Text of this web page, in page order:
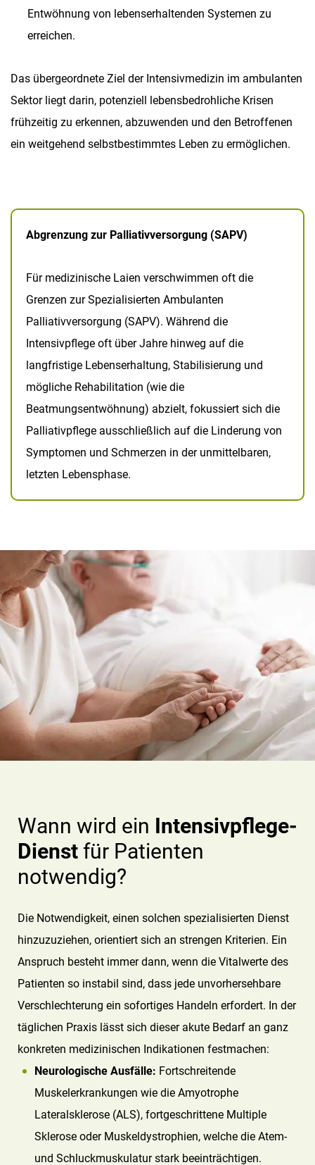
Entwöhnung von lebenserhaltenden Systemen zu
erreichen.
Das übergeordnete Ziel der Intensivmedizin im ambulanten
Sektor liegt darin, potenziell lebensbedrohliche Krisen
frühzeitig zu erkennen, abzuwenden und den Betroffenen
ein weitgehend selbstbestimmtes Leben zu ermöglichen.
Abgrenzung zur Palliativversorgung (SAPV)
Für medizinische Laien verschwimmen oft die
Grenzen zur Spezialisierten Ambulanten
Palliativversorgung (SAPV). Während die
Intensivpflege oft über Jahre hinweg auf die
langfristige Lebenserhaltung, Stabilisierung und
mögliche Rehabilitation (wie die
Beatmungsentwöhnung) abzielt, fokussiert sich die
Palliativpflege ausschließlich auf die Linderung von
Symptomen und Schmerzen in der unmittelbaren,
letzten Lebensphase.
Wann wird ein Intensivpflege-
Dienst für Patienten
notwendig?
Die Notwendigkeit, einen solchen spezialisierten Dienst
hinzuzuziehen, orientiert sich an strengen Kriterien. Ein
Anspruch besteht immer dann, wenn die Vitalwerte des
Patienten so instabil sind, dass jede unvorhersehbare
Verschlechterung ein sofortiges Handeln erfordert. In der
täglichen Praxis lässt sich dieser akute Bedarf an ganz
konkreten medizinischen Indikationen festmachen:
Neurologische Ausfälle: Fortschreitende
Muskelerkrankungen wie die Amyotrophe
Lateralsklerose (ALS), fortgeschrittene Multiple
Sklerose oder Muskeldystrophien, welche die Atem-
und Schluckmuskulatur stark beeinträchtigen.